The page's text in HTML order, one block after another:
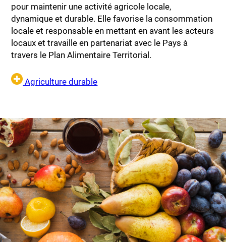
pour maintenir une activité agricole locale,
dynamique et durable. Elle favorise la consommation
locale et responsable en mettant en avant les acteurs
locaux et travaille en partenariat avec le Pays à
travers le Plan Alimentaire Territorial.
Agriculture durable